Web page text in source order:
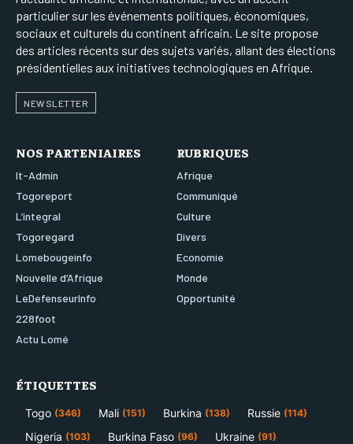
particulier sur les événements politiques, économiques,
sociaux et culturels du continent africain. Le site propose
des articles récents sur des sujets variés, allant des élections
présidentielles aux initiatives technologiques en Afrique.
NEWSLETTER
NOS PARTENIAIRES
It-Admin
Togoreport
L’integral
Togoregard
Lomebougeinfo
Nouvelle d’Afrique
LeDefenseurInfo
228foot
Actu Lomé
RUBRIQUES
Afrique
Communiqué
Culture
Divers
Economie
Monde
Opportunité
ÉTIQUETTES
Togo (346) Mali (151) Burkina (138) Russie (114)
Nigeria (103) Burkina Faso (96) Ukraine (91)